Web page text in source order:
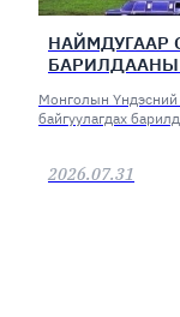
НАЙМДУГААР
БАРИЛДААНЫ
Монголын Үндэсний
байгуулагдах
2026.07.31